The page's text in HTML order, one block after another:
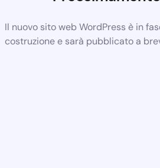
Il nuovo sito web WordPress è in
costruzione e sarà pubblicato a